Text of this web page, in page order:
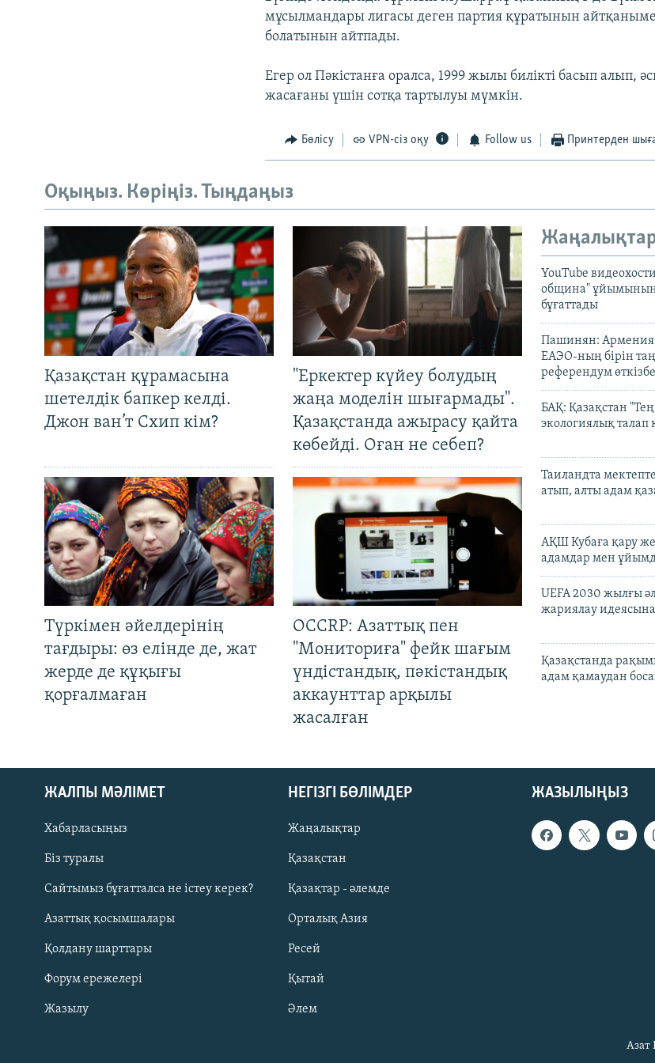
Русский
ЖАЗЫЛЫҢЫЗ
мұсылмандары лигасы деген партия құратынын
болатынын айтпады.
Егер ол Пәкістанға оралса, 1999 жылы билікті басып алып,
жасағаны үшін сотқа тартылуы мүмкін.
Бөлісу VPN-сіз оқу Follow us Принтерден
Оқыңыз. Көріңіз. Тыңдаңыз
Қазақстан құрамасына
шетелдік бапкер келді.
Джон ван’т Схип кім?
"Еркектер күйеу болудың
жаңа моделін шығармады".
Қазақстанда ажырасу қайта
көбейді. Оған не себеп?
Түркімен әйелдерінің
тағдыры: өз елінде де, жат
жерде де құқығы
қорғалмаған
OCCRP: Азаттық пен
"Мониториға" фейк шағым
үндістандық, пәкістандық
аккаунттар арқылы
жасалған
YouTube
община" ұйымының
бұғаттады
Пашинян: Армения
ЕАЭО-ның бірін
референдум
БАҚ: Қазақстан
экологиялық талап
Таиландта
атып, алты адам
АҚШ Кубаға қару
адамдар мен
UEFA 2030 жылғы
жариялау
Қазақстанда
адам қамаудан
ЖАЗЫЛЫҢЫЗ
ЖАЛПЫ МӘЛІМЕТ
Хабарласыңыз
Біз туралы
Сайтымыз бұғатталса не істеу керек?
Азаттық қосымшалары
Қолдану шарттары
Форум ережелері
Жазылу
НЕГІЗГІ БӨЛІМДЕР
Жаңалықтар
Қазақстан
Қазақтар - әлемде
Орталық Азия
Ресей
Қытай
Әлем
Азат